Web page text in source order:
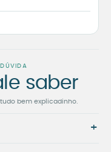
saber
bem explicadinho.
+